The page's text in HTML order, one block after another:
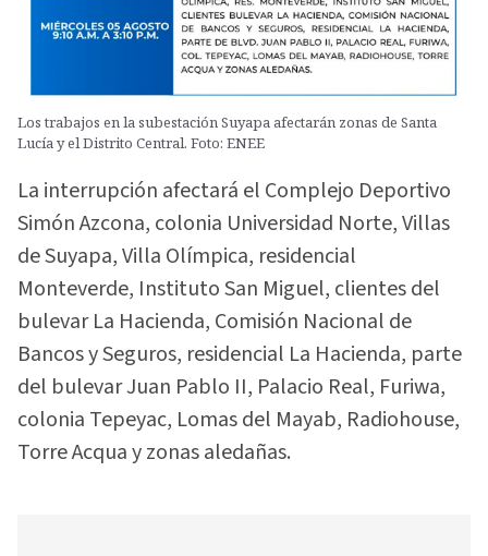
Los trabajos en la subestación Suyapa afectarán zonas de Santa
Lucía y el Distrito Central. Foto: ENEE
La interrupción afectará el Complejo Deportivo
Simón Azcona, colonia Universidad Norte, Villas
de Suyapa, Villa Olímpica, residencial
Monteverde, Instituto San Miguel, clientes del
bulevar La Hacienda, Comisión Nacional de
Bancos y Seguros, residencial La Hacienda, parte
del bulevar Juan Pablo II, Palacio Real, Furiwa,
colonia Tepeyac, Lomas del Mayab, Radiohouse,
Torre Acqua y zonas aledañas.